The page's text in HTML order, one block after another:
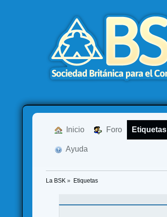
Inicio Foro Etiquetas
Ayuda
La BSK » Etiquetas